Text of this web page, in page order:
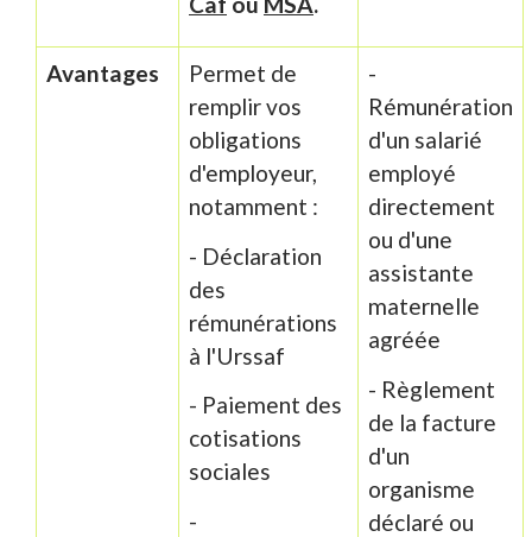
Avantages
Permet de
remplir vos
obligations
d'employeur,
notamment :
- Déclaration
des
rémunérations
à l'Urssaf
- Paiement des
cotisations
sociales
-
-
Rémunération
d'un salarié
employé
directement
ou d'une
assistante
maternelle
agréée
- Règlement
de la facture
d'un
organisme
déclaré ou